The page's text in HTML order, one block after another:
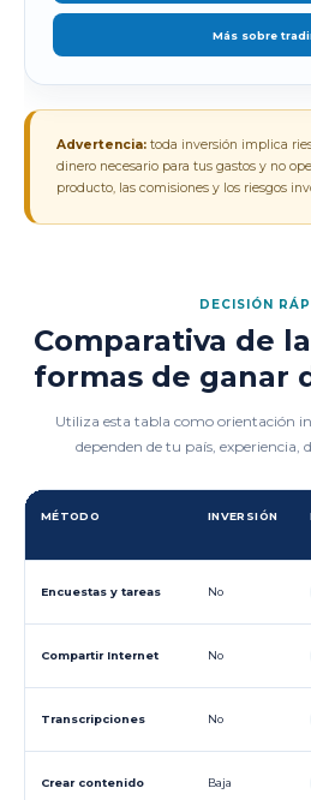
Más sobre
Advertencia: toda inversión implica
dinero necesario para tus gastos y no
producto, las comisiones y los riesgos
DECISIÓN
Comparativa de
formas de ganar
Utiliza esta tabla como orientación
dependen de tu país, experiencia,
MÉTODO INVERSIÓN
Encuestas y tareas No
Compartir Internet No
Transcripciones No
Crear contenido Baja